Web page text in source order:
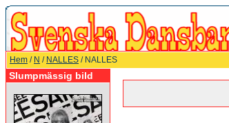
Hem / N / NALLES / NALLES
Slumpmässig bild